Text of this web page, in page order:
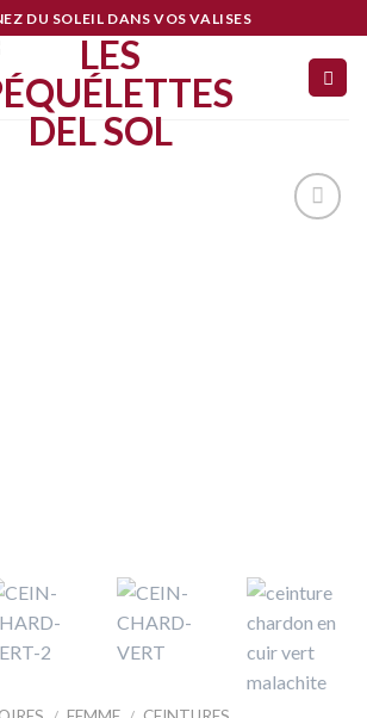
DU SOLEIL DANS VOS VALISES